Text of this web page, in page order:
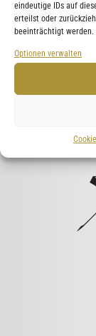
eindeutige IDs auf
erteilst oder
beeinträchtigt werden.
Optionen verwalten